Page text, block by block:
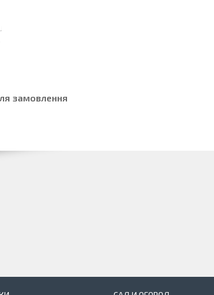
замовлення